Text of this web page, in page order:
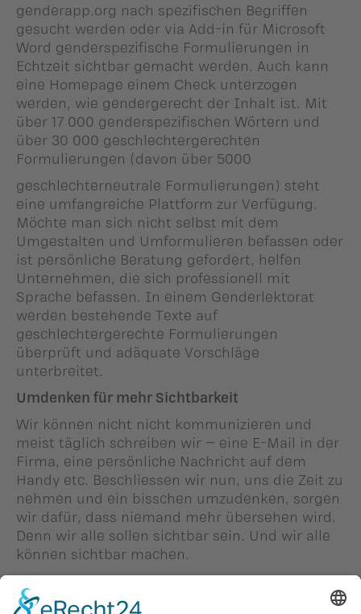
genderapp.org nach spezifischen Begriffen
gesucht werden oder via Add-in für Microsoft
Word genderspezifische Formulierungen in
Echtzeit sichtbar gemacht werden. Auch kann
eine Homepage einem Check unterzogen
werden, wie gendergerecht der Inhalt ist. Mit
über 17 000 genderspezifischen Wörtern und
über 30 000 geschlechtergerechten
Formulierungen (davon über 5000
geschlechterneutrale Formulierungen) steht
eine umfangreiche Plattform zur Verfügung.
Möchte man sich nicht selbst mit dem
Umgestalten und Umformulieren befassen oder
ist persönliche Beratung gefordert, helfen
Unternehmen, die sich professionell mit
Sprache befassen. In einem Genderlektorat
werden bestehende Texte auf
geschlechtergerechte Formulierungen
überprüft und adäquate Vorschläge
unterbreitet.
Umdenken für mehr Sichtbarkeit
Wir können nicht nicht kommunizieren und
meist täglich schreiben wir – eine E-Mail in der
Firma, eine persönliche Nachricht auf dem
Handy etc. Beschliessen wir nun, uns die Zeit zu
nehmen und ein bisschen umzudenken, sorgen
wir dafür, dass niemand mehr übersehen wird.
Denn wir alle sollen sichtbar sein. Und wir alle
können sichtbar machen.
*Claudia Bartholdi ist professionelle
Lektorin und Unternehmerin